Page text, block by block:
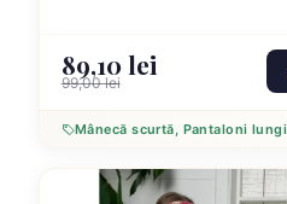
89,10 lei
99,00 lei
Mânecă scurtă, Pantaloni lungi